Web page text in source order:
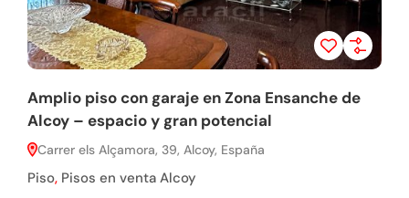
Amplio piso con garaje en Zona Ensanche de
Alcoy – espacio y gran potencial
Carrer els Alçamora, 39, Alcoy, España
Piso, Pisos en venta Alcoy